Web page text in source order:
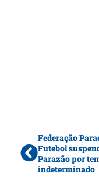
Federação
Futebol
Parazão por
indeterminado